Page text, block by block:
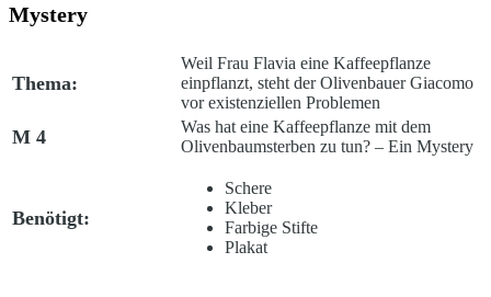
Mystery
Thema:
Weil Frau Flavia eine Kaffeepflanze
einpflanzt, steht der Olivenbauer Giacomo
vor existenziellen Problemen
M 4
Was hat eine Kaffeepflanze mit dem
Olivenbaumsterben zu tun? – Ein Mystery
Benötigt:
Schere
Kleber
Farbige Stifte
Plakat